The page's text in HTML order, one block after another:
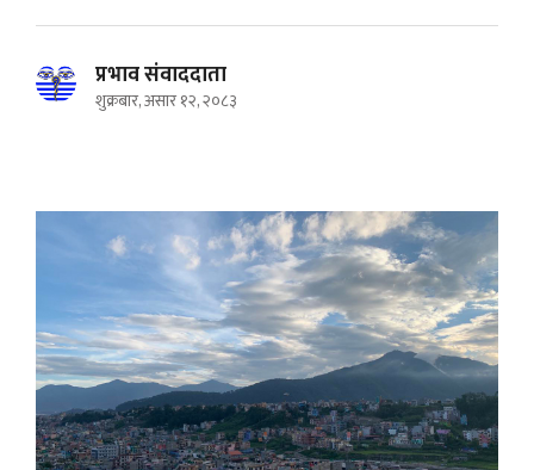
प्रभाव संवाददाता
शुक्रबार, असार १२, २०८३